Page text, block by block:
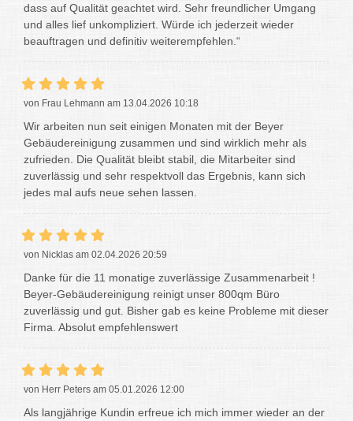
dass auf Qualität geachtet wird. Sehr freundlicher Umgang
und alles lief unkompliziert. Würde ich jederzeit wieder
beauftragen und definitiv weiterempfehlen.“
von Frau Lehmann am 13.04.2026 10:18
Wir arbeiten nun seit einigen Monaten mit der Beyer
Gebäudereinigung zusammen und sind wirklich mehr als
zufrieden. Die Qualität bleibt stabil, die Mitarbeiter sind
zuverlässig und sehr respektvoll das Ergebnis, kann sich
jedes mal aufs neue sehen lassen.
von Nicklas am 02.04.2026 20:59
Danke für die 11 monatige zuverlässige Zusammenarbeit !
Beyer-Gebäudereinigung reinigt unser 800qm Büro
zuverlässig und gut. Bisher gab es keine Probleme mit dieser
Firma. Absolut empfehlenswert
von Herr Peters am 05.01.2026 12:00
Als langjährige Kundin erfreue ich mich immer wieder an der